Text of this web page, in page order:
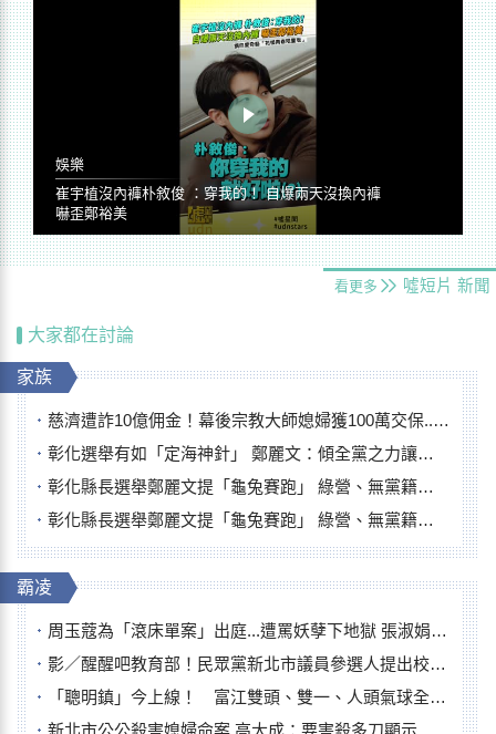
娛樂
崔宇植沒內褲朴敘俊 ：穿我的！ 自爆兩天沒換內褲
嚇歪鄭裕美
看更多 噓短片 新聞
大家都在討論
家族
慈濟遭詐10億佣金！幕後宗教大師媳婦獲100萬交保...快步奔離不發一語
彰化選舉有如「定海神針」 鄭麗文：傾全黨之力讓彰化贏
彰化縣長選舉鄭麗文提「龜兔賽跑」 綠營、無黨籍忙否認是烏龜
彰化縣長選舉鄭麗文提「龜兔賽跑」 綠營、無黨籍忙否認是烏龜
霸凌
周玉蔻為「滾床單案」出庭...遭罵妖孽下地獄 張淑娟批：舌頭殺人有罪
影／醒醒吧教育部！民眾黨新北市議員參選人提出校園反毒防線升級政見
「聰明鎮」今上線！ 富江雙頭、雙一、人頭氣球全登場
新北市公公殺害媳婦命案 高大成：要害殺多刀顯示怨恨深